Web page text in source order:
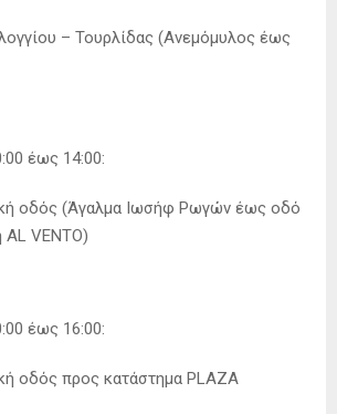
– Τουρλίδας (Ανεμόμυλος έως
έως 14:00:
οδός (Άγαλμα Ιωσήφ Ρωγών έως οδό
VENTO)
έως 16:00:
οδός προς κατάστημα PLAZA